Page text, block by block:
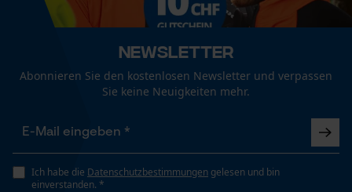
Geschlecht
Optik/Muster
Unifarben
Newsletter
Abonnieren Sie den kostenlosen Newsletter und verpassen
Sie keine Neuigkeiten mehr.
Ich habe die Datenschutzbestimmungen gelesen und bin
einverstanden. *
Personalisierte Startseite
Gespeicherter Warenkorb
Persönliche Begrüßung